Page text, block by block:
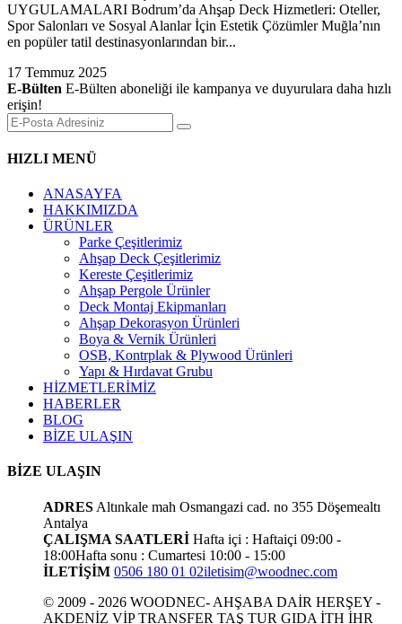
UYGULAMALARI Bodrum’da Ahşap Deck Hizmetleri: Oteller,
Spor Salonları ve Sosyal Alanlar İçin Estetik Çözümler Muğla’nın
en popüler tatil destinasyonlarından bir...
17 Temmuz 2025
E-Bülten E-Bülten aboneliği ile kampanya ve duyurulara daha hızlı
erişin!
HIZLI MENÜ
ANASAYFA
HAKKIMIZDA
ÜRÜNLER
Parke Çeşitlerimiz
Ahşap Deck Çeşitlerimiz
Kereste Çeşitlerimiz
Ahşap Pergole Ürünler
Deck Montaj Ekipmanları
Ahşap Dekorasyon Ürünleri
Boya & Vernik Ürünleri
OSB, Kontrplak & Plywood Ürünleri
Yapı & Hırdavat Grubu
HİZMETLERİMİZ
HABERLER
BLOG
BİZE ULAŞIN
BİZE ULAŞIN
ADRES Altınkale mah Osmangazi cad. no 355 Döşemealtı
Antalya
ÇALIŞMA SAATLERİ Hafta içi : Haftaiçi 09:00 -
18:00Hafta sonu : Cumartesi 10:00 - 15:00
İLETİŞİM 0506 180 01 02iletisim@woodnec.com
© 2009 - 2026 WOODNEC- AHŞABA DAİR HERŞEY -
AKDENİZ VİP TRANSFER TAŞ TUR GIDA İTH İHR